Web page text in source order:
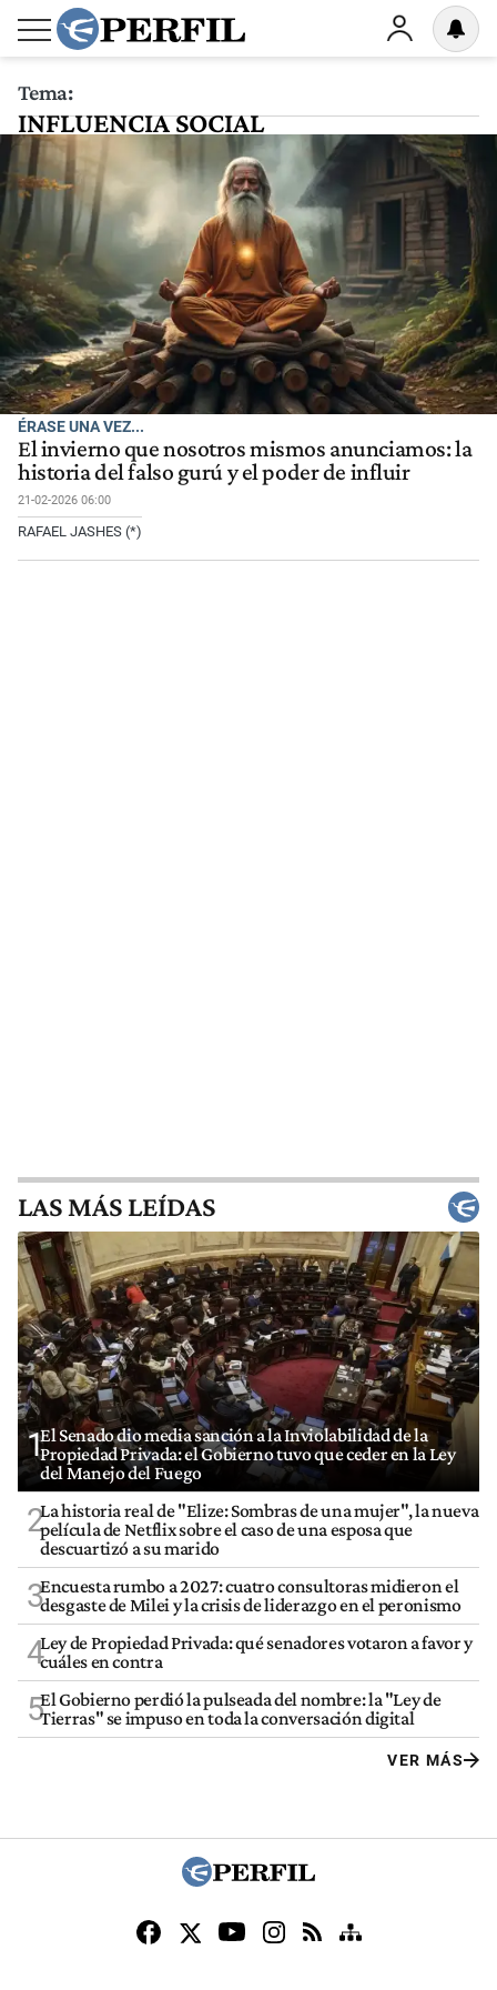
Tema:
INFLUENCIA SOCIAL
ÉRASE UNA VEZ...
El invierno que nosotros mismos anunciamos: la
historia del falso gurú y el poder de influir
21-02-2026 06:00
RAFAEL JASHES (*)
LAS MÁS LEÍDAS
1El Senado dio media sanción a la Inviolabilidad de la
Propiedad Privada: el Gobierno tuvo que ceder en la Ley
del Manejo del Fuego
2La historia real de "Elize: Sombras de una mujer", la nueva
película de Netflix sobre el caso de una esposa que
descuartizó a su marido
3Encuesta rumbo a 2027: cuatro consultoras midieron el
desgaste de Milei y la crisis de liderazgo en el peronismo
4Ley de Propiedad Privada: qué senadores votaron a favor y
cuáles en contra
5El Gobierno perdió la pulseada del nombre: la "Ley de
Tierras" se impuso en toda la conversación digital
VER MÁS